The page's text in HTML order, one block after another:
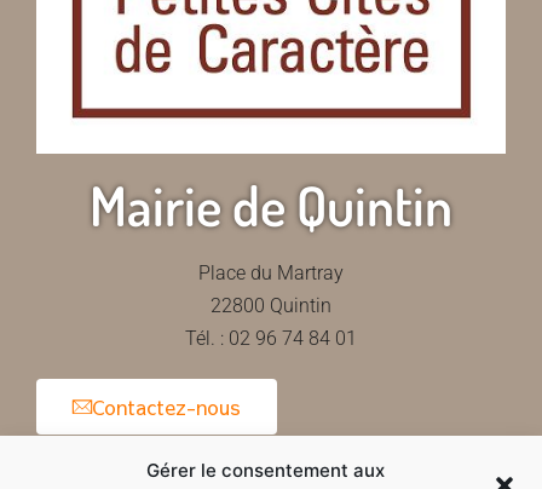
Gérer le consentement aux
Mairie de Quintin
Place du Martray
22800 Quintin
Tél. : 02 96 74 84 01
Contactez-nous